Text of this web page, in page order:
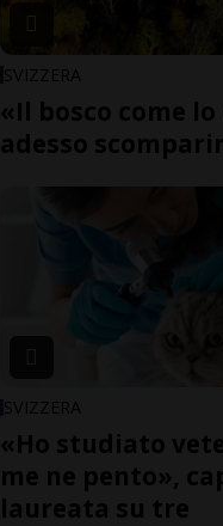
SVIZZERA
«Il bosco come
adesso
SVIZZERA
«Ho studiato
me ne pento»,
laureata su tre